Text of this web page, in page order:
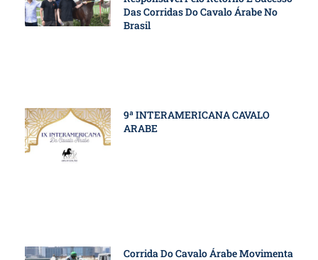
Das Corridas Do Cavalo Árabe No
Brasil
9ª INTERAMERICANA CAVALO
ARABE
Corrida Do Cavalo Árabe Movimenta